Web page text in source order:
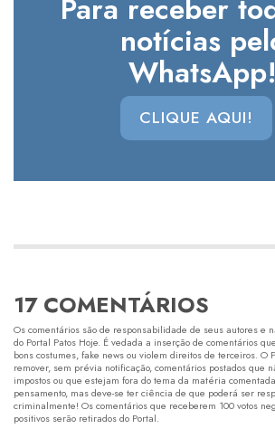
Para receber
notícias
WhatsApp!
CLIQUE AQUI!
17 COMENTÁRIOS
Os comentários são de responsabilidade de seus autores e
do Portal Patos Hoje. É vedada a inserção de comentários
bons costumes, fake news ou violem direitos de terceiros. O
remover, sem prévia notificação, comentários postados que
impostos ou que estejam fora do tema da matéria
pensamento, mas deve-se ter ciência de que poderá ser
criminalmente! Os comentários que receberem 100 votos
positivos serão retirados do Portal.